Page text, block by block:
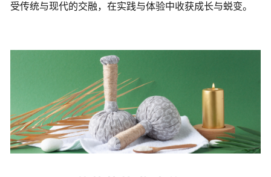
受传统与现代的交融，在实践与体验中收获成长与蜕变。